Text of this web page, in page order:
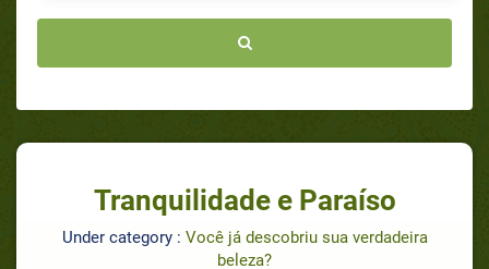
Tranquilidade e Paraíso
Under category : Você já descobriu sua verdadeira
beleza?